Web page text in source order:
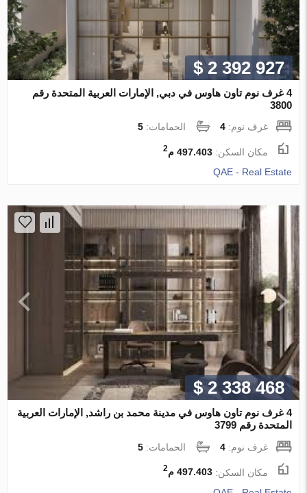
$ 2 392 927
4 غرف نوم تاون هاوس في دبي, الإمارات العربية المتحدة رقم
3800
غرف نوم:4 الحمامات:5
مكان السكن:497.403 م 2
QAE - Real Estate
$ 2 338 468
4 غرف نوم تاون هاوس في مدينة محمد بن راشد, الإمارات العربية
المتحدة رقم 3799
غرف نوم:4 الحمامات:5
مكان السكن:497.403 م 2